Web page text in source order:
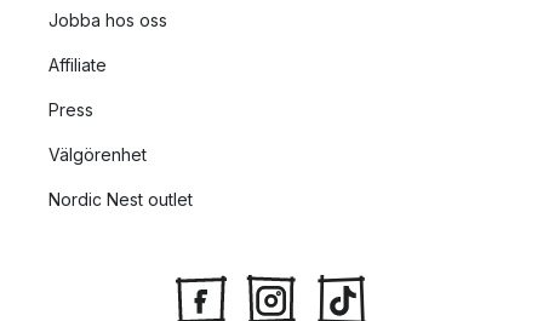
Jobba hos oss
Affiliate
Press
Välgörenhet
Nordic Nest outlet